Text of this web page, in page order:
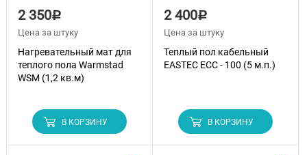
2 350Р
Цена за штуку
Нагревательный мат для
теплого пола Warmstad
WSM (1,2 кв.м)
В КОРЗИНУ
2 400Р
Цена за штуку
Теплый пол кабельный
EASTEC ECC - 100 (5 м.п.)
В КОРЗИНУ